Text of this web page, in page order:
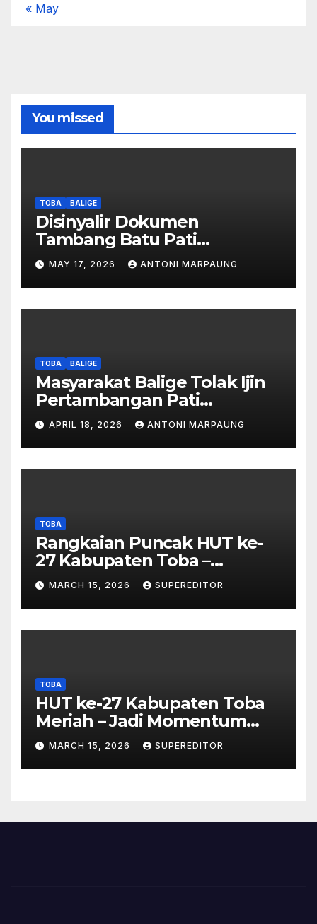
« May
You missed
TOBA BALIGE
Disinyalir Dokumen
Tambang Batu Pati
Simanjuntak Palsu – Jerry
Manurung : Tambang Tidak
Berada Di DTA – Frengki
Pardede : Kami Tidak Miliki
Dipalsukan
MAY 17, 2026 ANTONI MARPAUNG
TOBA BALIGE
Masyarakat Balige Tolak Ijin
Pertambangan Pati
Simanjuntak – btc Akan
Investigasi Proses Perijinan
APRIL 18, 2026 ANTONI MARPAUNG
TOBA
Rangkaian Puncak HUT ke-
27 Kabupaten Toba –
Panjatkan Doa Untuk
Kesejahteraan
MARCH 15, 2026 SUPEREDITOR
TOBA
HUT ke-27 Kabupaten Toba
Meriah – Jadi Momentum
Perkuat Sinergi
Pembangunan Kawasan
Danau Toba
MARCH 15, 2026 SUPEREDITOR